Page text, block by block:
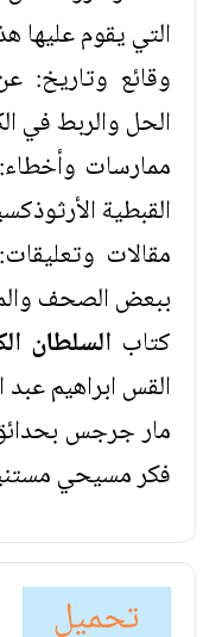
التي يقوم عليها
وقائع وتاريخ:
الحل والربط في
ممارسات
القبطية
مقالات
ببعض الصحف
كتاب السلطان
القس ابراهيم
مار جرجس
فكر مسيحي
تحميل